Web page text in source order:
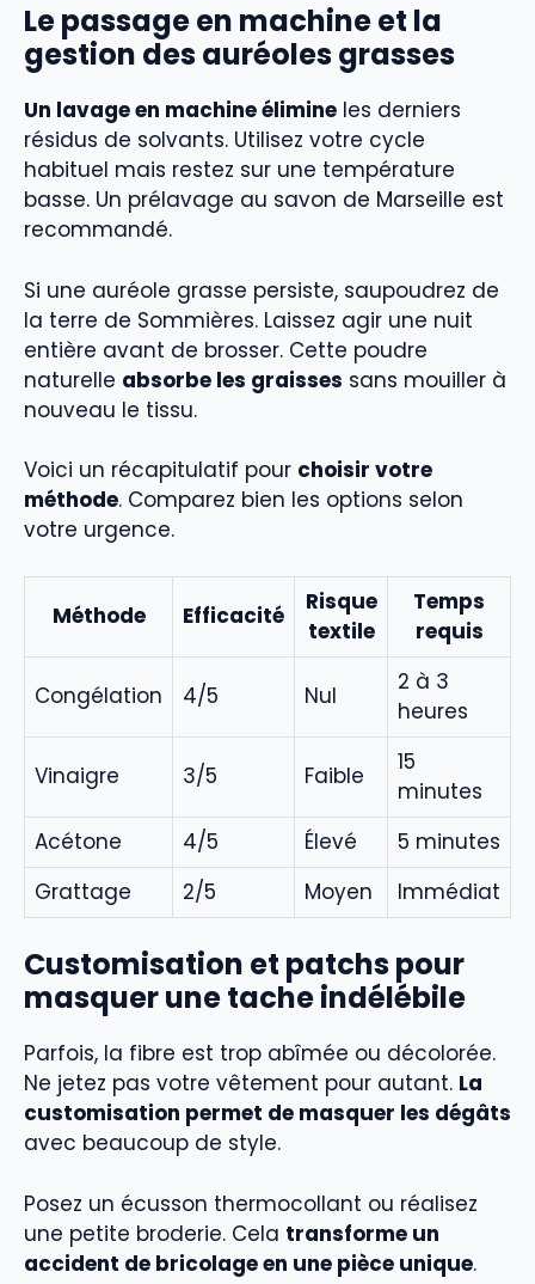
Le passage en machine et la
gestion des auréoles grasses
Un lavage en machine élimine les derniers
résidus de solvants. Utilisez votre cycle
habituel mais restez sur une température
basse. Un prélavage au savon de Marseille est
recommandé.
Si une auréole grasse persiste, saupoudrez de
la terre de Sommières. Laissez agir une nuit
entière avant de brosser. Cette poudre
naturelle absorbe les graisses sans mouiller à
nouveau le tissu.
Voici un récapitulatif pour choisir votre
méthode. Comparez bien les options selon
votre urgence.
Méthode Efficacité
Risque
textile
Temps
requis
Congélation 4/5 Nul
2 à 3
heures
Vinaigre 3/5 Faible
15
minutes
Acétone
4/5 Élevé
5 minutes
Grattage
2/5 Moyen Immédiat
Customisation et patchs pour
masquer une tache indélébile
Parfois, la fibre est trop abîmée ou décolorée.
Ne jetez pas votre vêtement pour autant. La
customisation permet de masquer les dégâts
avec beaucoup de style.
Posez un écusson thermocollant ou réalisez
une petite broderie. Cela transforme un
accident de bricolage en une pièce unique.